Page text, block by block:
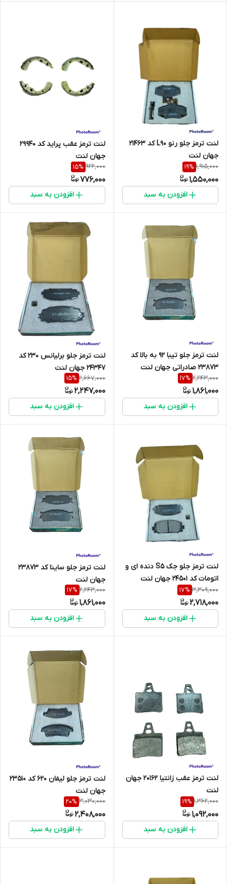
لنت ترمز جلو رنو L90 کد 21463
جهان لنت
1,915,000
19%
1,550,000
افزودن به سبد
لنت ترمز عقب پراید کد 29940
جهان لنت
922,000
15%
776,000
افزودن به سبد
لنت ترمز جلو تیبا 92 به بالا کد
23873 صادراتی جهان لنت
2,243,000
17%
1,861,000
افزودن به سبد
لنت ترمز جلو برلیانس 230 کد
24347 جهان لنت
2,667,000
15%
2,247,000
افزودن به سبد
لنت ترمز جلو جک S5 دنده ای و
اتومات کد 24501 جهان لنت
3,309,000
17%
2,718,000
افزودن به سبد
لنت ترمز جلو ساینا کد 23873
جهان لنت
2,243,000
17%
1,861,000
افزودن به سبد
لنت ترمز عقب زانتیا 20162 جهان
لنت
1,362,000
19%
1,092,000
افزودن به سبد
لنت ترمز جلو لیفان 620 کد 23510
جهان لنت
3,030,000
20%
2,408,000
افزودن به سبد